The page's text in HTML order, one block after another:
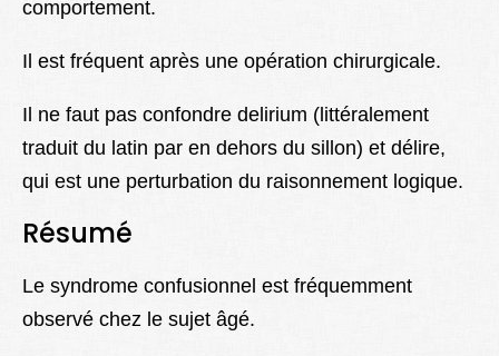
comportement.
Il est fréquent après une opération chirurgicale.
Il ne faut pas confondre delirium (littéralement
traduit du latin par en dehors du sillon) et délire,
qui est une perturbation du raisonnement logique.
Résumé
Le syndrome confusionnel est fréquemment
observé chez le sujet âgé.